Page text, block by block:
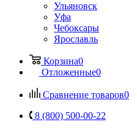
Ульяновск
Уфа
Чебоксары
Ярославль
Корзина0
Отложенные0
Сравнение товаров0
8 (800) 500-00-22